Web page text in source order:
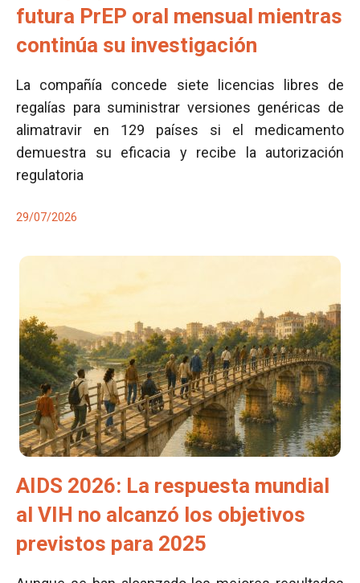
futura PrEP oral mensual mientras
continúa su investigación
La compañía concede siete licencias libres de
regalías para suministrar versiones genéricas de
alimatravir en 129 países si el medicamento
demuestra su eficacia y recibe la autorización
regulatoria
29/07/2026
AIDS 2026: La respuesta mundial
al VIH no alcanzó los objetivos
previstos para 2025